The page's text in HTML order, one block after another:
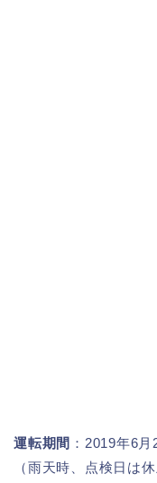
運転期間 ：2019年6
（雨天時、点検日は休